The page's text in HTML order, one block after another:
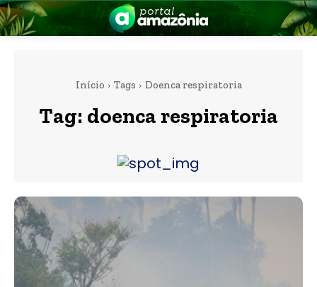
Amazônia
Início Tags Doenca respiratoria
Tag: doenca respiratoria